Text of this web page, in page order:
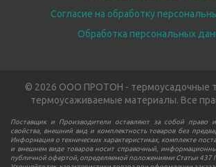
Согласие на обработку
Обработка персональных
© 2026 ООО ПРОТОН - термоусадочные
термоусаживаемые материалы. Все
Поставщик и Производители оставляют за собой право
свойства, внешний вид и комплектность товаров без
Информация о технических характеристиках, комплекте
и внешнем виде товаров носит справочный,
публичной офертой, определяемой положениями Статьи 437